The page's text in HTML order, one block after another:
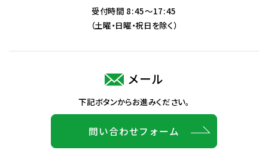
受付時間 8:45～17:45
（土曜・日曜・祝日を除く）
メール
下記ボタンからお進みください。
問い合わせフォーム